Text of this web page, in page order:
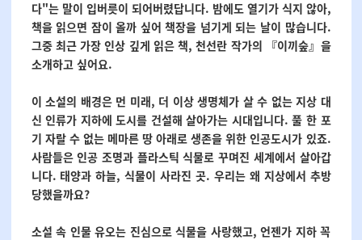
다"는 말이 입버릇이 되어버렸답니다. 밤에도 열기가 식지 않아,
책을 읽으면 잠이 올까 싶어 책장을 넘기게 되는 날이 많습니다.
그중 최근 가장 인상 깊게 읽은 책, 천선란 작가의 『이끼숲』을
소개하고 싶어요.
이 소설의 배경은 먼 미래, 더 이상 생명체가 살 수 없는 지상 대
신인류가 지하에 도시를 건설해 살아가는 시대입니다.풀 한 포
기 자랄 수 없는 메마른 땅 아래로 생존을 위한 인공도시가 있죠.
사람들은 인공 조명과 플라스틱 식물로 꾸며진 세계에서 살아갑
니다. 태양과 하늘, 식물이 사라진 곳. 우리는 왜 지상에서 추방
당했을까요?
소설 속 인물 유오는 진심으로 식물을 사랑했고, 언젠가 지하 꼭